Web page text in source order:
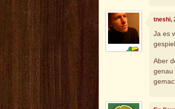
tneshi,
Ja es
Aber
genau